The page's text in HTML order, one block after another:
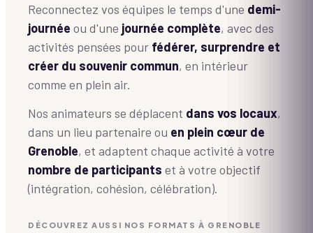
Reconnectez vos équipes le temps d'une demi-
journée ou d'une journée complète, avec des
activités pensées pour fédérer, surprendre et
créer du souvenir commun, en intérieur
comme en plein air.
Nos animateurs se déplacent dans vos locaux,
dans un lieu partenaire ou en plein cœur de
Grenoble, et adaptent chaque activité à votre
nombre de participants et à votre objectif
(intégration, cohésion, célébration).
DÉCOUVREZ AUSSI NOS FORMATS À GRENOBLE